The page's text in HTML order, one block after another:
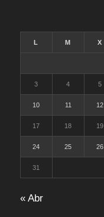
L M X
3 4 5
10 11 12
17 18 19
24 25 26
31
« Abr